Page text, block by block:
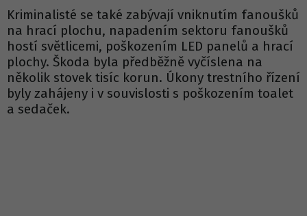
Kriminalisté se také zabývají vniknutím fanoušků
na hrací plochu, napadením sektoru fanoušků
hostí světlicemi, poškozením LED panelů a hrací
plochy. Škoda byla předběžně vyčíslena na
několik stovek tisíc korun. Úkony trestního řízení
byly zahájeny i v souvislosti s poškozením toalet
a sedaček.